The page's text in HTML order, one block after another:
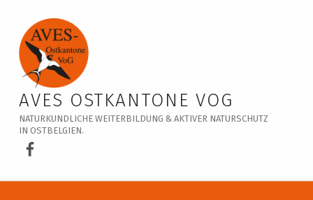
Veranstaltungskalender – AVES Ostkantone VoG
AVES OSTKANTONE VOG
NATURKUNDLICHE WEITERBILDUNG & AKTIVER NATURSCHUTZ
IN OSTBELGIEN.
AVES Ostkantone bei Facebook